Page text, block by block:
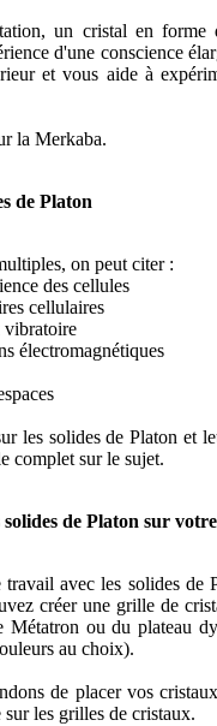
un cristal en forme
d'une conscience
et vous aide à
la Merkaba.
de Platon
on peut citer :
des cellules
cellulaires
électromagnétiques
les solides de Platon et
complet sur le sujet.
de Platon sur
avec les solides de
créer une grille de
Métatron ou du plateau
au choix).
de placer vos
les grilles de cristaux.